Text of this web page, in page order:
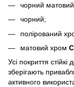
чорний матовий
чорний;
полірований
матовий хром
Усі покриття
зберігають
активного